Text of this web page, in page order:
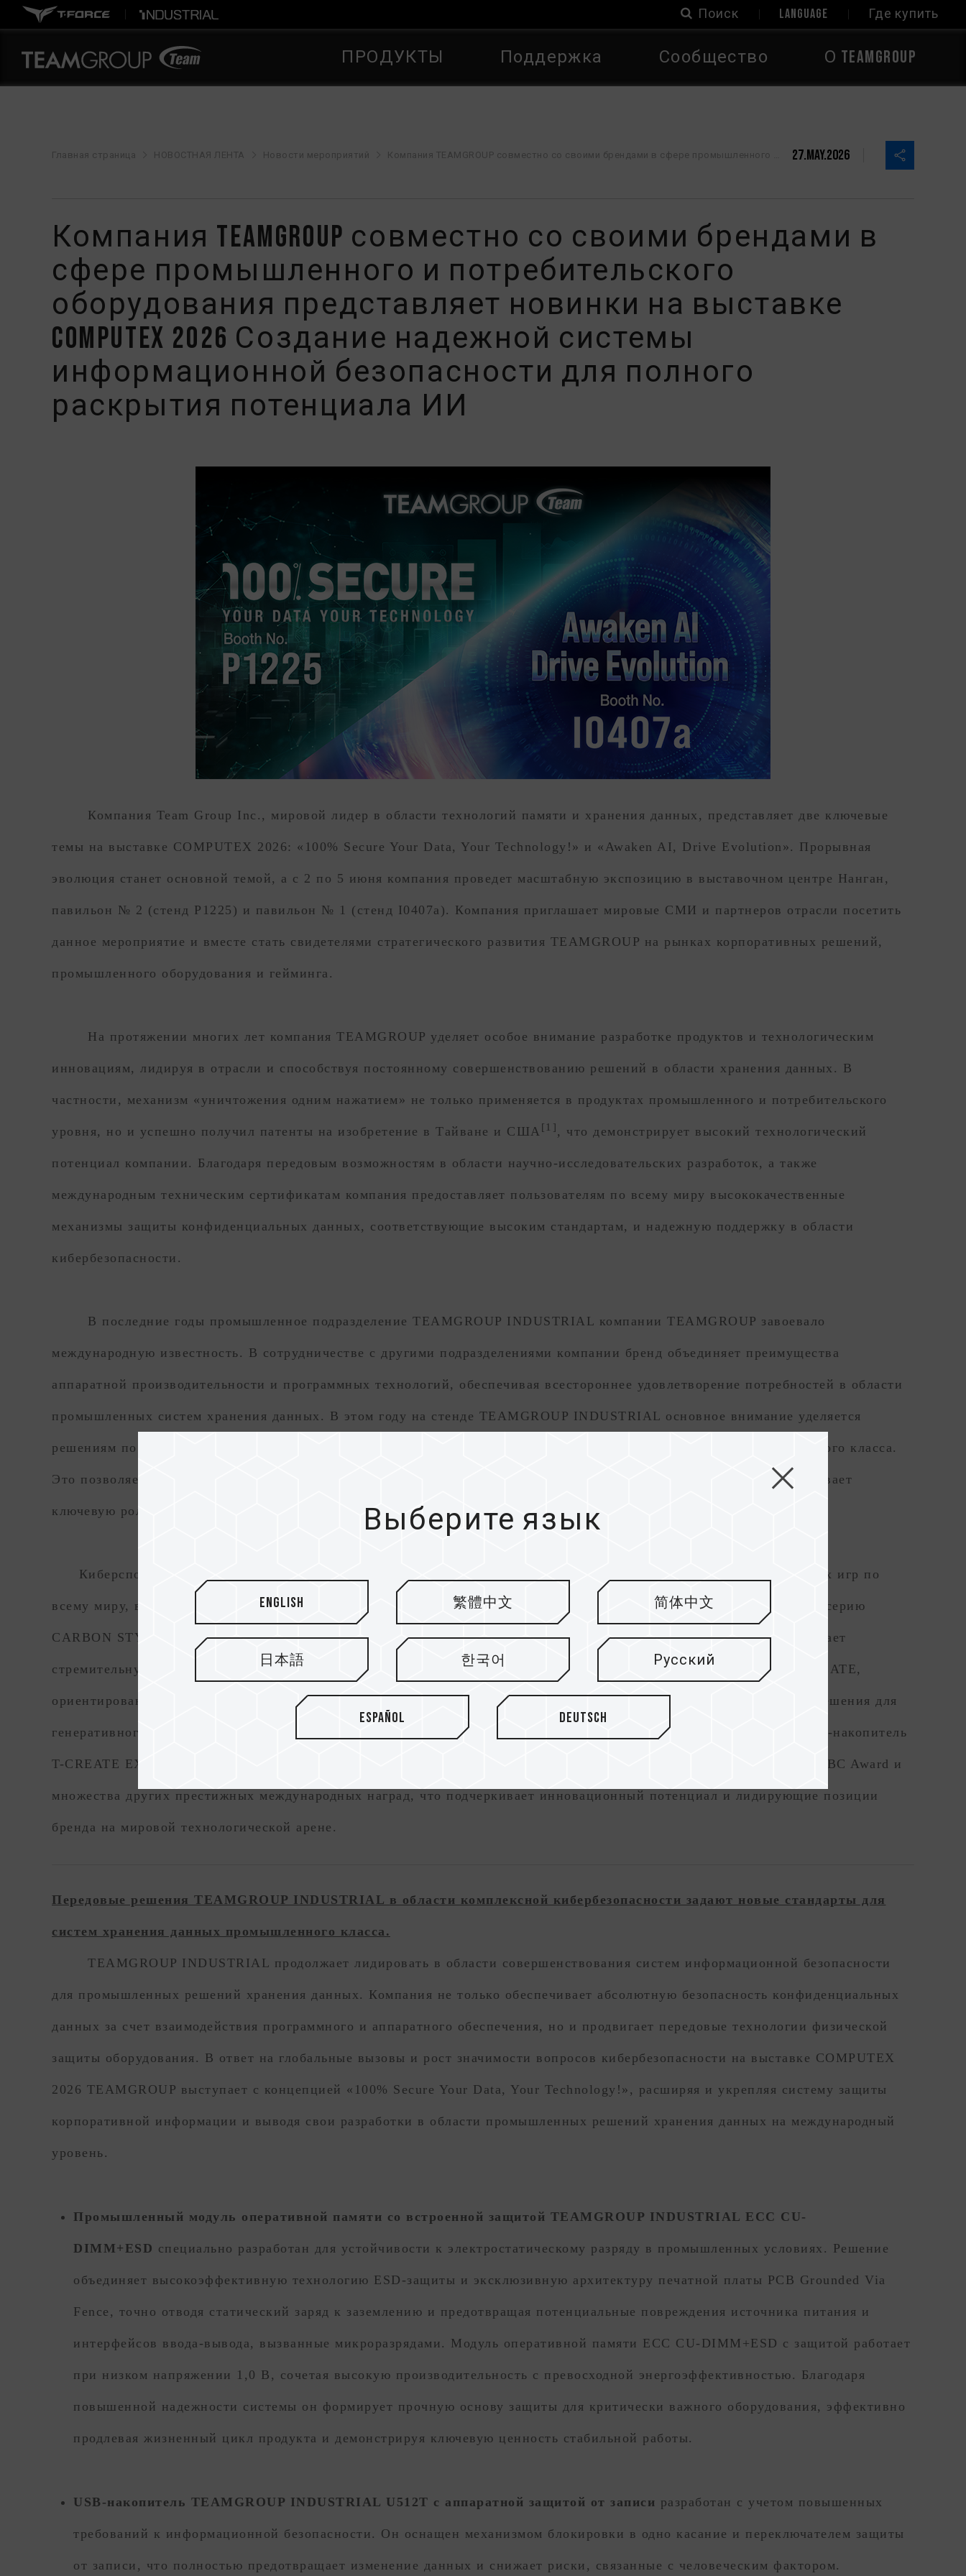
Поиск LANGUAGE Где купить
ПРОДУКТЫ Поддержка Сообщество О TEAMGROUP
Главная страница НОВОСТНАЯ ЛЕНТА Новости мероприятий Компания TEAMGROUP совместно со своими брендами в сфере промышленного и потребительского оборудования представляет новинки на выставке COMPUTEX 2026 Создание надежной системы информационной безопасности для полного раскрытия потенциала ИИ 27.May.2026
Компания TEAMGROUP совместно со своими брендами в
сфере промышленного и потребительского
оборудования представляет новинки на выставке
COMPUTEX 2026 Создание надежной системы
информационной безопасности для полного
раскрытия потенциала ИИ
Компания Team Group Inc., мировой лидер в области технологий памяти и хранения данных, представляет две ключевые
темы на выставке COMPUTEX 2026: «100% Secure Your Data, Your Technology!» и «Awaken AI, Drive Evolution». Прорывная
эволюция станет основной темой, а с 2 по 5 июня компания проведет масштабную экспозицию в выставочном центре Нанган,
павильон № 2 (стенд P1225) и павильон № 1 (стенд I0407a). Компания приглашает мировые СМИ и партнеров отрасли посетить
данное мероприятие и вместе стать свидетелями стратегического развития TEAMGROUP на рынках корпоративных решений,
промышленного оборудования и гейминга.
На протяжении многих лет компания TEAMGROUP уделяет особое внимание разработке продуктов и технологическим
инновациям, лидируя в отрасли и способствуя постоянному совершенствованию решений в области хранения данных. В
частности, механизм «уничтожения одним нажатием» не только применяется в продуктах промышленного и потребительского
уровня, но и успешно получил патенты на изобретение в Тайване и США [1], что демонстрирует высокий технологический
потенциал компании. Благодаря передовым возможностям в области научно-исследовательских разработок, а также
международным техническим сертификатам компания предоставляет пользователям по всему миру высококачественные
механизмы защиты конфиденциальных данных, соответствующие высоким стандартам, и надежную поддержку в области
кибербезопасности.
В последние годы промышленное подразделение TEAMGROUP INDUSTRIAL компании TEAMGROUP завоевало
международную известность. В сотрудничестве с другими подразделениями компании бренд объединяет преимущества
аппаратной производительности и программных технологий, обеспечивая всестороннее удовлетворение потребностей в области
промышленных систем хранения данных. В этом году на стенде TEAMGROUP INDUSTRIAL основное внимание уделяется
решениям по защите данных в высокочувствительных средах и обеспечению надежности оборудования промышленного класса.
Это позволяет формировать надежную цепочку защиты для условий военно-промышленного применения и подчеркивает
ключевую роль компании в развитии эффективности ИИ в сфере безопасности данных.
Киберспортивный бренд T-FORCE компании TEAMGROUP, вызвавший настоящий бум в сфере высокоскоростных игр по
всему миру, в этом году отмечает свой 10-летний юбилей. На выставке COMPUTEX 2026 бренд представляет новую серию
CARBON STYLE, в основе которой лежит концепция дизайна с использованием углеродного волокна, что обеспечивает
стремительную эволюцию производительности и воплощает новую визуальную эстетику. Одновременно бренд T-CREATE,
ориентированный на решения с большой емкостью и высокой стабильностью, в этом году представляет передовые решения для
генеративного ИИ, высокопроизводительных вычислений и профессионального творчества. Среди них внешний SSD-накопитель
T-CREATE EXPERT P35S с функцией уничтожения данных одним нажатием, удостоенный награды COMPUTEX 2026 BC Award и
множества других престижных международных наград, что подчеркивает инновационный потенциал и лидирующие позиции
бренда на мировой технологической арене.
Передовые решения TEAMGROUP INDUSTRIAL в области комплексной кибербезопасности задают новые стандарты для
систем хранения данных промышленного класса.
TEAMGROUP INDUSTRIAL продолжает лидировать в области совершенствования систем информационной безопасности
для промышленных решений хранения данных. Компания не только обеспечивает абсолютную безопасность конфиденциальных
данных за счет взаимодействия программного и аппаратного обеспечения, но и продвигает передовые технологии физической
защиты оборудования. В ответ на глобальные вызовы и рост значимости вопросов кибербезопасности на выставке COMPUTEX
2026 TEAMGROUP выступает с концепцией «100% Secure Your Data, Your Technology!», расширяя и укрепляя систему защиты
корпоративной информации и выводя свои разработки в области промышленных решений хранения данных на международный
уровень.
Промышленный модуль оперативной памяти со встроенной защитой TEAMGROUP INDUSTRIAL ECC CU-
DIMM+ESD специально разработан для устойчивости к электростатическому разряду в промышленных условиях. Решение
объединяет высокоэффективную технологию ESD-защиты и эксклюзивную архитектуру печатной платы PCB Grounded Via
Fence, точно отводя статический заряд к заземлению и предотвращая потенциальные повреждения источника питания и
интерфейсов ввода-вывода, вызванные микроразрядами. Модуль оперативной памяти ECC CU-DIMM+ESD с защитой работает
при низком напряжении 1,0 В, сочетая высокую производительность с превосходной энергоэффективностью. Благодаря
повышенной надежности системы он формирует прочную основу защиты для критически важного оборудования, эффективно
продлевая жизненный цикл продукта и демонстрируя ключевую ценность стабильной работы.
USB-накопитель TEAMGROUP INDUSTRIAL U512T с аппаратной защитой от записи разработан с учетом повышенных
требований к информационной безопасности. Он оснащен механизмом блокировки в одно касание и переключателем защиты
от записи, что полностью предотвращает изменение данных и снижает риски, связанные с человеческим фактором.
Выберите язык
English 繁體中文 简体中文
日本語 한국어 Русский
Español Deutsch